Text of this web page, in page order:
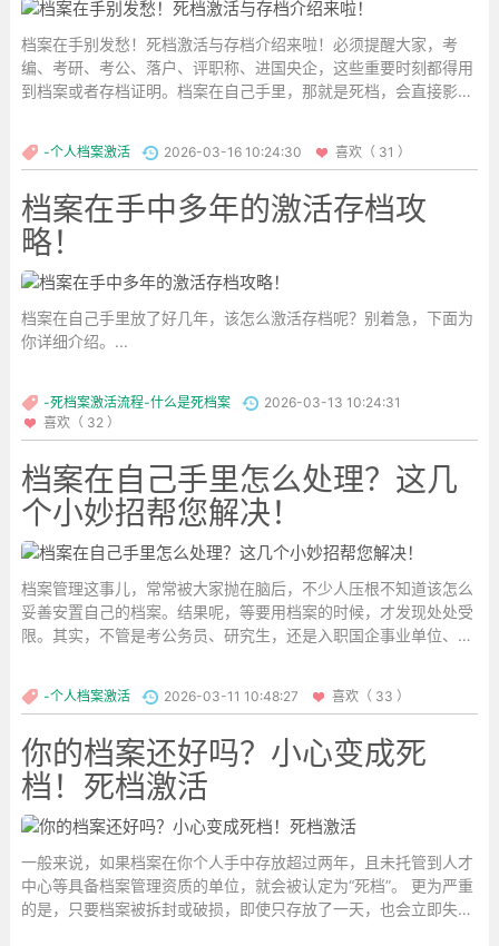
档案在手别发愁！死档激活与存档介绍来啦！必须提醒大家，考
编、考研、考公、落户、评职称、进国央企，这些重要时刻都得用
到档案或者存档证明。档案在自己手里，那就是死档，会直接影响
-个人档案激活 2026-03-16 10:24:30 喜欢（ 31 ）
档案在手中多年的激活存档攻
略！
档案在自己手里放了好几年，该怎么激活存档呢？别着急，下面为
你详细介绍。...
-死档案激活流程-什么是死档案
2026-03-13 10:24:31
喜欢（ 32 ）
档案在自己手里怎么处理？这几
个小妙招帮您解决！
档案管理这事儿，常常被大家抛在脑后，不少人压根不知道该怎么
妥善安置自己的档案。结果呢，等要用档案的时候，才发现处处受
限。其实，不管是考公务员、研究生，还是入职国企事业单位、评
-个人档案激活 2026-03-11 10:48:27 喜欢（ 33 ）
你的档案还好吗？小心变成死
档！死档激活
一般来说，如果档案在你个人手中存放超过两年，且未托管到人才
中心等具备档案管理资质的单位，就会被认定为“死档”。 更为严重
的是，只要档案被拆封或破损，即使只存放了一天，也会立即失